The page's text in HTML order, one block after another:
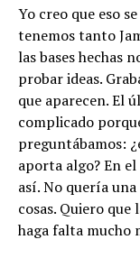
Yo creo que eso
tenemos tanto
las bases hechas
probar ideas.
que aparecen. El
complicado
preguntábamos:
aporta algo? En
así. No quería
cosas. Quiero
haga falta mucho